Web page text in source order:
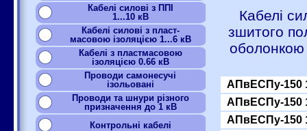
Кабелі силові з ППІ
1...10 кВ
Кабелі силові з пласт-
масовою ізоляцією 1...6 кВ
Кабелі з пластмасовою
ізоляцією 0.66 кВ
Проводи самонесучі
ізольовані
Проводи та шнури різного
призначення до 1 кВ
Контрольні кабелі
Кабелі
зшитого
АПвЕСПу-150
АПвЕСПу-150
АПвЕСПу-150